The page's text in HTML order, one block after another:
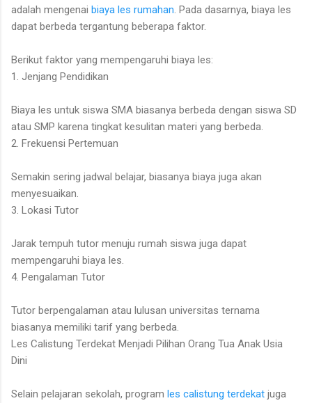
adalah mengenai biaya les rumahan . Pada dasarnya, biaya les
dapat berbeda tergantung beberapa faktor.
Berikut faktor yang mempengaruhi biaya les:
1. Jenjang Pendidikan
Biaya les untuk siswa SMA biasanya berbeda dengan siswa SD
atau SMP karena tingkat kesulitan materi yang berbeda.
2. Frekuensi Pertemuan
Semakin sering jadwal belajar, biasanya biaya juga akan
menyesuaikan.
3. Lokasi Tutor
Jarak tempuh tutor menuju rumah siswa juga dapat
mempengaruhi biaya les.
4. Pengalaman Tutor
Tutor berpengalaman atau lulusan universitas ternama
biasanya memiliki tarif yang berbeda.
Les Calistung Terdekat Menjadi Pilihan Orang Tua Anak Usia
Dini
Selain pelajaran sekolah, program les calistung terdekat juga